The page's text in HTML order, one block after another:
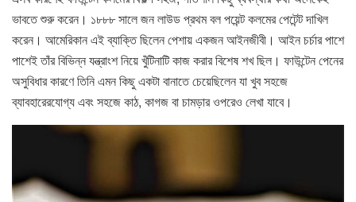
ভাবতে শুরু করেন। ১৮৮৮ সালে জন লাউড প্রথম বল পয়েন্ট কলমের পেটেন্ট দাখিল
করেন। আমেরিকান এই ব্যাক্তি ছিলেন পেশায় একজন আইনজীবী। আইন চর্চার পাশে
পাশেই তাঁর বিভিন্ন যন্ত্রাংশ নিয়ে খুঁটিনাটি কাজ করার বিশেষ শখ ছিল। ফাউন্টেন পেনের
অসুবিধার কারণে তিনি এমন কিছু একটা বানাতে চেয়েছিলেন যা খুব সহজে
ব্যাবহারেরযোগ্য এবং সহজে কাঠ, কাগজ বা চামড়ার ওপরেও লেখা যাবে।